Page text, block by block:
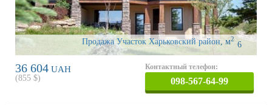
Продажа Участок Харьковский район 6
м2
36 604 UAH
(855 $)
Контактный телефон:
098-567-64-99